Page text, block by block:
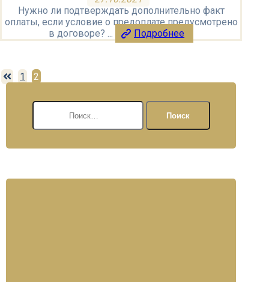
Нужно ли подтверждать дополнительно факт
оплаты, если условие о предоплате предусмотрено
в договоре? ...
Подробнее
Пагинация
1 2
Найти: